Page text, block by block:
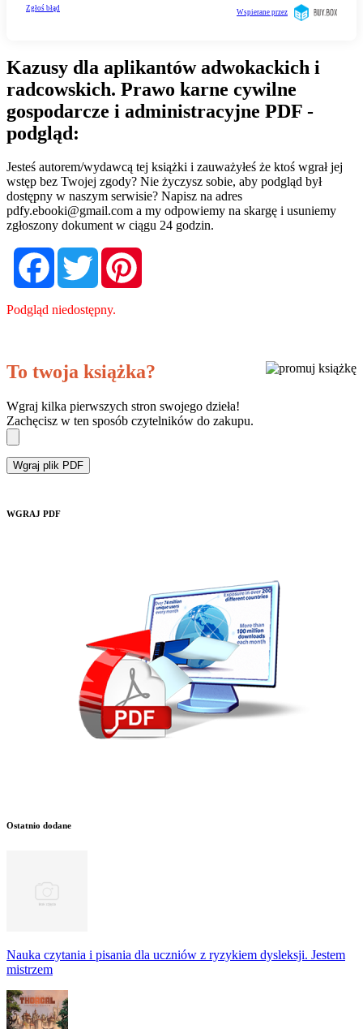
Kazusy dla aplikantów adwokackich i
radcowskich. Prawo karne cywilne
gospodarcze i administracyjne PDF -
podgląd:
Jesteś autorem/wydawcą tej książki i zauważyłeś że ktoś wgrał jej
wstęp bez Twojej zgody? Nie życzysz sobie, aby podgląd był
dostępny w naszym serwisie? Napisz na adres
pdfy.ebooki@gmail.com a my odpowiemy na skargę i usuniemy
zgłoszony dokument w ciągu 24 godzin.
FacebookTwitter
Podgląd niedostępny.
To twoja książka?
Wgraj kilka pierwszych stron swojego dzieła!
Zachęcisz w ten sposób czytelników do zakupu.
Wgraj plik PDF
WGRAJ PDF
Ostatnio dodane
Nauka czytania i pisania dla uczniów z ryzykiem dysleksji. Jestem
mistrzem